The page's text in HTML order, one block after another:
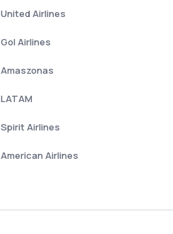
United Airlines
Gol Airlines
Amaszonas
LATAM
Spirit Airlines
American Airlines